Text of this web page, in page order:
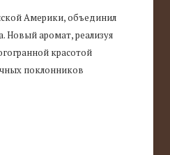
Америки, объединил
Новый аромат, реализуя
красотой
поклонников